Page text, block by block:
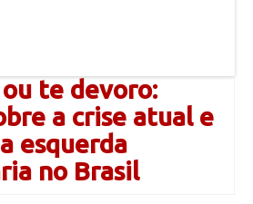
te devoro:
a crise atual e
esquerda
no Brasil